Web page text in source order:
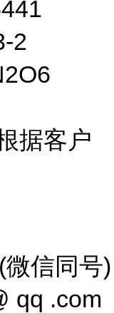
2
据客户
信同号)
qq .com